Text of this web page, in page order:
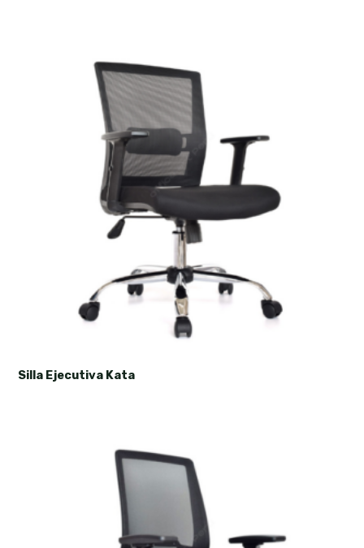
Silla Ejecutiva Kata